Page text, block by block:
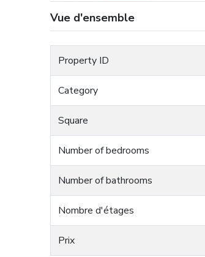
Vue d'ensemble
Property ID
Category
Square
Number of bedrooms
Number of bathrooms
Nombre d'étages
Prix